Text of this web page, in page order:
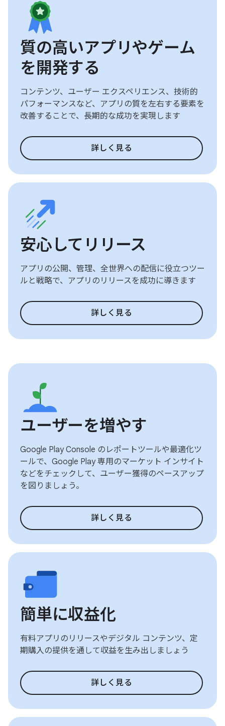
質の高いアプリやゲーム
を開発する
コンテンツ、ユーザー エクスペリエンス、技術的
パフォーマンスなど、アプリの質を左右する要素を
改善することで、長期的な成功を実現します
詳しく見る
安心してリリース
アプリの公開、管理、全世界への配信に役立つツー
ルと戦略で、アプリのリリースを成功に導きます
詳しく見る
ユーザーを増やす
Google Play Console のレポートツールや最適化ツ
ールで、Google Play 専用のマーケット インサイト
などをチェックして、ユーザー獲得のペースアップ
を図りましょう。
詳しく見る
簡単に収益化
有料アプリのリリースやデジタル コンテンツ、定
期購入の提供を通して収益を生み出しましょう
詳しく見る